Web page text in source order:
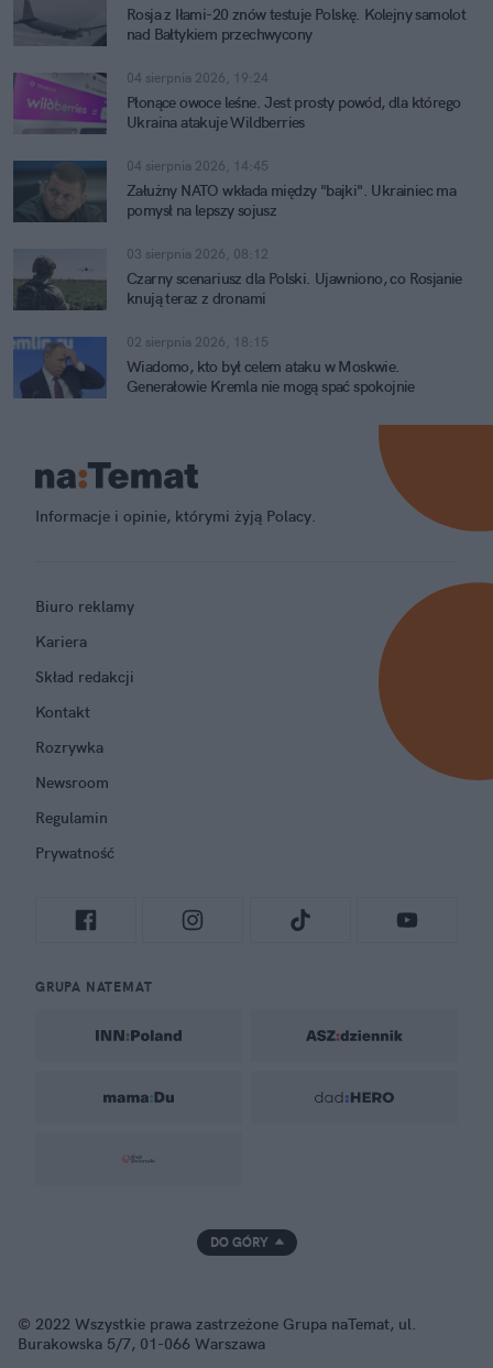
Rosja z Iłami-20 znów testuje Polskę. Kolejny samolot
nad Bałtykiem przechwycony
04 sierpnia 2026, 19:24
Płonące owoce leśne. Jest prosty powód, dla którego
Ukraina atakuje Wildberries
04 sierpnia 2026, 14:45
Załużny NATO wkłada między "bajki". Ukrainiec ma
pomysł na lepszy sojusz
03 sierpnia 2026, 08:12
Czarny scenariusz dla Polski. Ujawniono, co Rosjanie
knują teraz z dronami
02 sierpnia 2026, 18:15
Wiadomo, kto był celem ataku w Moskwie.
Generałowie Kremla nie mogą spać spokojnie
Informacje i opinie, którymi żyją Polacy.
Biuro reklamy
Kariera
Skład redakcji
Kontakt
Rozrywka
Newsroom
Regulamin
Prywatność
GRUPA NATEMAT
DO GÓRY
© 2022 Wszystkie prawa zastrzeżone Grupa naTemat, ul.
Burakowska 5/7, 01-066 Warszawa